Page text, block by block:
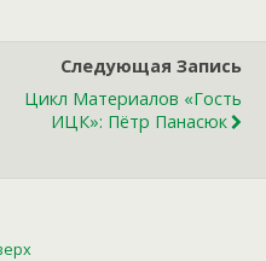
Следующая Запись
Цикл Материалов «Гость
ИЦК»: Пётр Панасюк